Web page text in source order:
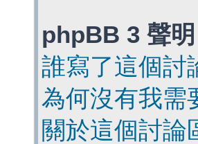
phpBB 3 聲明
誰寫了這個討
為何沒有我需
關於這個討論